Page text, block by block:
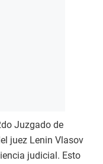
Juzgado de
juez Lenin Vlasov
judicial. Esto